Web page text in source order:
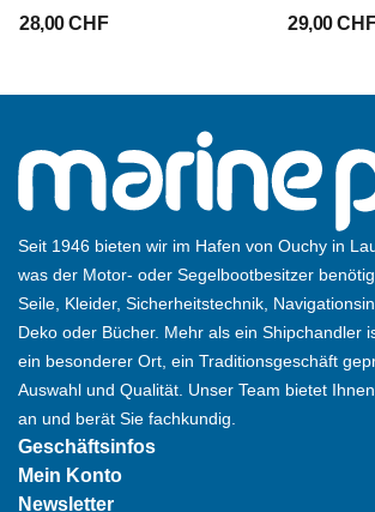
28,00 CHF 29,00
Seit 1946 bieten wir im Hafen von Ouchy in
was der Motor- oder Segelbootbesitzer
Seile, Kleider, Sicherheitstechnik,
Deko oder Bücher. Mehr als ein Shipchandler
ein besonderer Ort, ein Traditionsgeschäft
Auswahl und Qualität. Unser Team bietet
an und berät Sie fachkundig.
Geschäftsinfos
Mein Konto
Newsletter